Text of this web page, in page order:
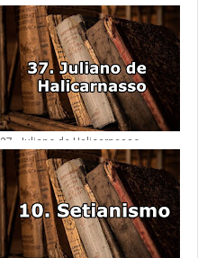
37. Juliano de Halicarnasso